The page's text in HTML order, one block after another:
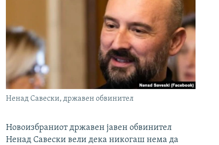
Ненад Савески, државен обвинител
Новоизбраниот државен јавен обвинител
Ненад Савески вели дека никогаш нема да